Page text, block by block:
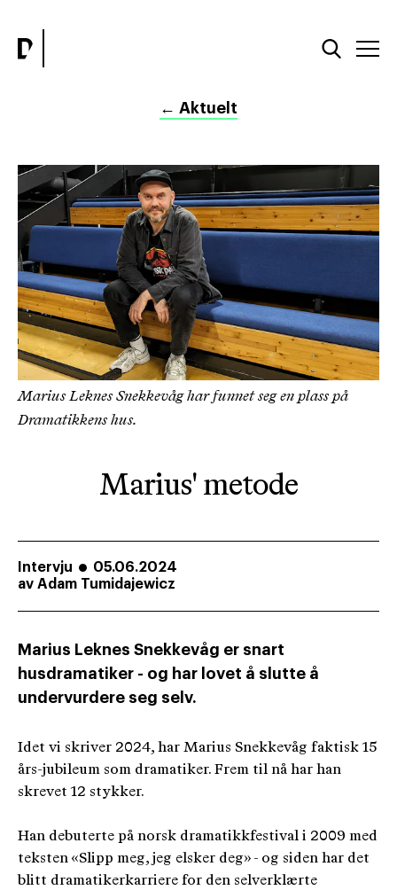
← Aktuelt
Marius' metode
Intervju
05.06.2024
av Adam Tumidajewicz
Marius Leknes Snekkevåg har funnet seg en plass på
Dramatikkens hus.
Marius Leknes Snekkevåg er snart
husdramatiker - og har lovet å slutte å
undervurdere seg selv.
Idet vi skriver 2024, har Marius Snekkevåg faktisk 15
års-jubileum som dramatiker. Frem til nå har han
skrevet 12 stykker.
Han debuterte på norsk dramatikkfestival i 2009 med
teksten «Slipp meg, jeg elsker deg» - og siden har det
blitt dramatikerkarriere for den selverklærte